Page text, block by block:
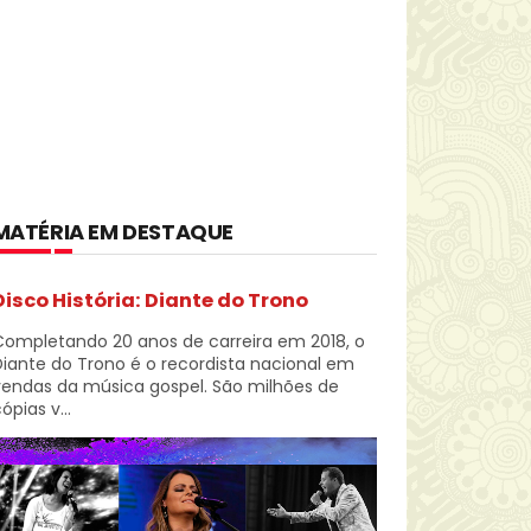
EM DESTAQUE
História: Diante do Trono
20 anos de carreira em 2018, o
do Trono é o recordista nacional em
da música gospel. São milhões de
v...